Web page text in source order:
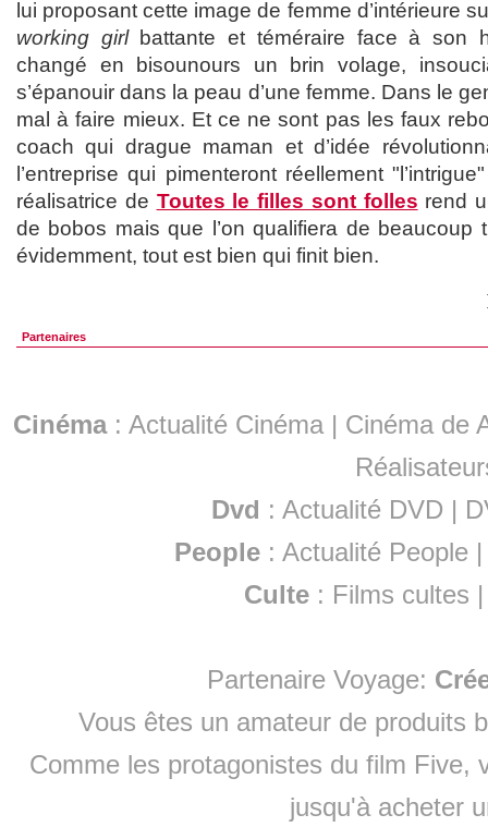
lui proposant cette image de femme d’intérieure
working girlbattante et téméraire face à son
changé en bisounours un brin volage,
s’épanouir dans la peau d’une femme. Dans le
mal à faire mieux. Et ce ne sont pas les faux
coach qui drague maman et d’idée
l’entreprise qui pimenteront réellement
réalisatrice de Toutes le filles sont folles rend
de bobos mais que l’on qualifiera de beaucoup
évidemment, tout est bien qui finit bien.
Partenaires
Cinéma: Actualité Cinéma | Cinéma de
Dvd : Actualité DVD |
People :Actualité People
Culte : Films cultes
Partenaire Voyage:
Vous êtes un amateur de produits
Comme les protagonistes du film Five,
jusqu'à acheter